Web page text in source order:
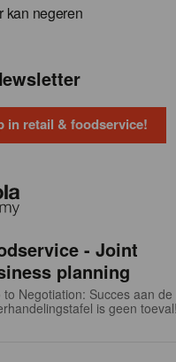
kan negeren
in retail & foodservice!
- Joint
planning
to Negotiation: Succes aan de
is geen toeval!